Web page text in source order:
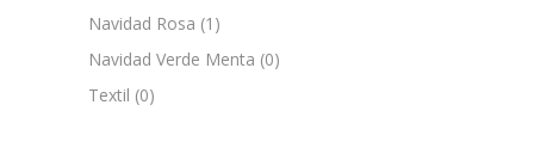
Navidad Rosa (1)
Navidad Verde Menta (0)
Textil (0)